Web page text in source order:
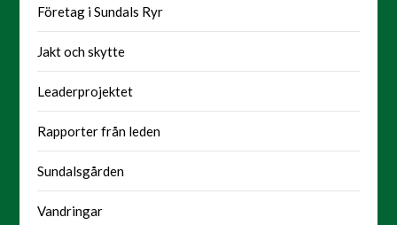
Företag i Sundals Ryr
Jakt och skytte
Leaderprojektet
Rapporter från leden
Sundalsgården
Vandringar